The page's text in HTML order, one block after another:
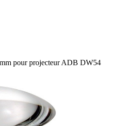
pour projecteur ADB DW54